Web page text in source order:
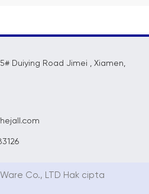
Duiying Road Jimei , Xiamen,
Co., LTD Hak cipta